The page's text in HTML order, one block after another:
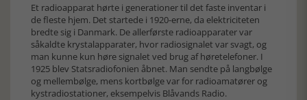
Et radioapparat hørte i generationer til det faste inventar i
de fleste hjem. Det startede i 1920-erne, da elektriciteten
bredte sig i Danmark. De allerførste radioapparater var
såkaldte krystalapparater, hvor radiosignalet var svagt, og
man kunne kun høre signalet ved brug af høretelefoner. I
1925 blev Statsradiofonien åbnet. Man sendte på langbølge
og mellembølge, mens kortbølge var for radioamatører og
kystradiostationer, eksempelvis Blåvands Radio.